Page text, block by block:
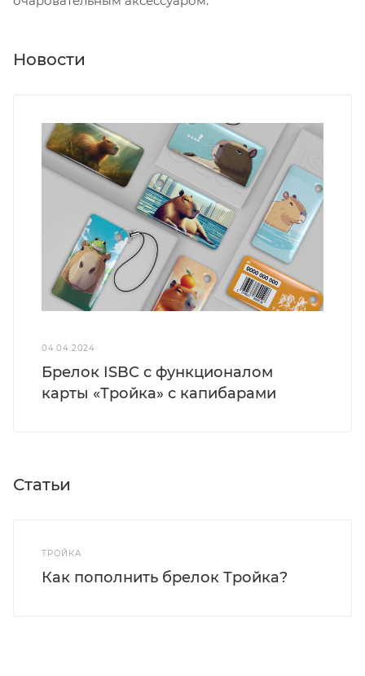
Новости
04.04.2024
Брелок ISBC с функционалом
карты «Тройка» с капибарами
Статьи
ТРОЙКА
Как пополнить брелок Тройка?